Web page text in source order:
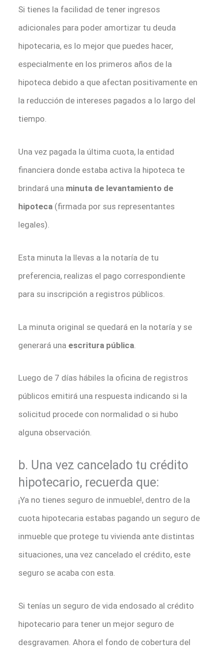
Si tienes la facilidad de tener ingresos
adicionales para poder amortizar tu deuda
hipotecaria, es lo mejor que puedes hacer,
especialmente en los primeros años de la
hipoteca debido a que afectan positivamente en
la reducción de intereses pagados a lo largo del
tiempo.
Una vez pagada la última cuota, la entidad
financiera donde estaba activa la hipoteca te
brindará una minuta de levantamiento de
hipoteca(firmada por sus representantes
legales).
Esta minuta la llevas a la notaría de tu
preferencia, realizas el pago correspondiente
para su inscripción a registros públicos.
La minuta original se quedará en la notaría y se
generará una escritura pública.
Luego de 7 días hábiles la oficina de registros
públicos emitirá una respuesta indicando si la
solicitud procede con normalidad o si hubo
alguna observación.
b. Una vez cancelado tu crédito
hipotecario, recuerda que:
¡Ya no tienes seguro de inmueble!, dentro de la
cuota hipotecaria estabas pagando un seguro de
inmueble que protege tu vivienda ante distintas
situaciones, una vez cancelado el crédito, este
seguro se acaba con esta.
Si tenías un seguro de vida endosado al crédito
hipotecario para tener un mejor seguro de
desgravamen. Ahora el fondo de cobertura del